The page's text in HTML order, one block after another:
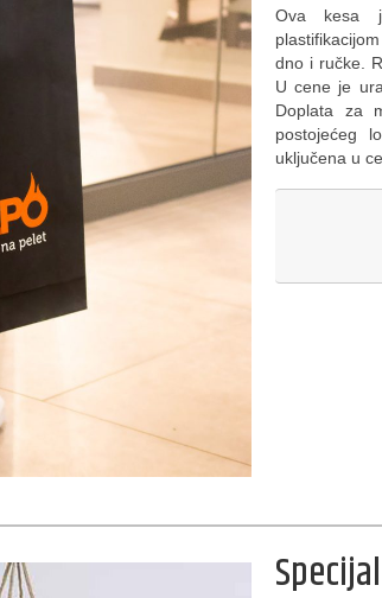
Ova kesa
dno i ručke.
U cene je
Doplata za
postojećeg
uključena u